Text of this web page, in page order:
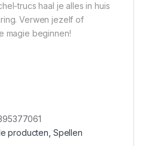
trucs haal je alles in huis
Verwen jezelf of
magie beginnen!
producten Spellen